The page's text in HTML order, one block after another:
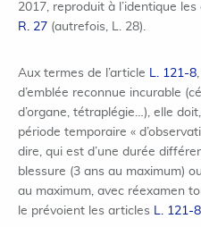
2017, reproduit à l’identique
R. 27 (autrefois, L. 28).
Aux termes de l’article L. 121-8
d’emblée reconnue incurable
d’organe, tétraplégie…), elle
période temporaire «
dire, qui est d’une durée
blessure (3 ans au maximum)
au maximum, avec réexamen
le prévoient les articles L. 121-8